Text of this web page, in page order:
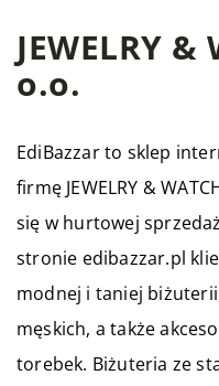
JEWELRY &
o.o.
EdiBazzarto sklep
firmę JEWELRY &
się w hurtowej
stronie edibazzar.pl
modnej i taniej
męskich, a także
torebek. Biżuteria ze